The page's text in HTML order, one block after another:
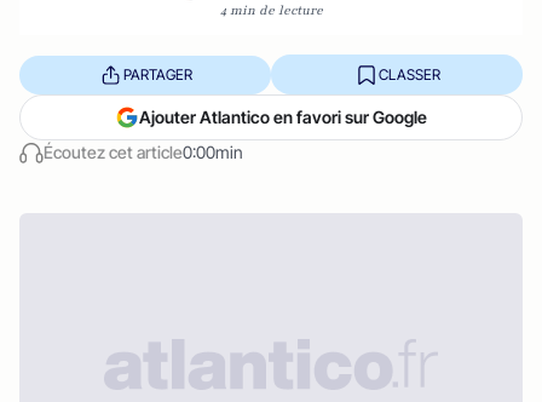
4 min de lecture
Écoutez cet article0:00min
PARTAGER CLASSER
Ajouter Atlantico en favori sur Google